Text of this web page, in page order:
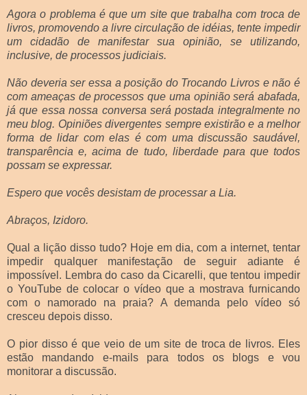
Agora o problema é que um site que trabalha com troca de
livros, promovendo a livre circulação de idéias, tente impedir
um cidadão de manifestar sua opinião, se utilizando,
inclusive, de processos judiciais.
Não deveria ser essa a posição do Trocando Livros e não é
com ameaças de processos que uma opinião será abafada,
já que essa nossa conversa será postada integralmente no
meu blog. Opiniões divergentes sempre existirão e a melhor
forma de lidar com elas é com uma discussão saudável,
transparência e, acima de tudo, liberdade para que todos
possam se expressar.
Espero que vocês desistam de processar a Lia.
Abraços, Izidoro.
Qual a lição disso tudo? Hoje em dia, com a internet, tentar
impedir qualquer manifestação de seguir adiante é
impossível. Lembra do caso da Cicarelli, que tentou impedir
o YouTube de colocar o vídeo que a mostrava furnicando
com o namorado na praia? A demanda pelo vídeo só
cresceu depois disso.
O pior disso é que veio de um site de troca de livros. Eles
estão mandando e-mails para todos os blogs e vou
monitorar a discussão.